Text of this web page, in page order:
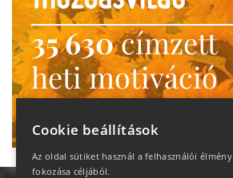
35 630címzett
heti motiváció
Ne maradj le!
Cookie beállítások
Az oldal sütiket használ a felhasználói élmény
fokozása céljából.